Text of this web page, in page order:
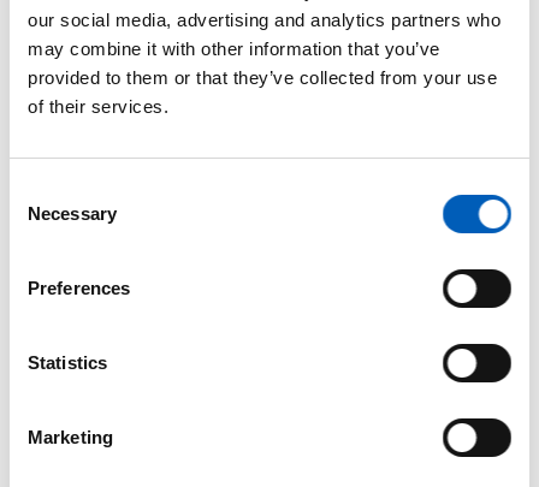
our social media, advertising and analytics partners who
may combine it with other information that you’ve
provided to them or that they’ve collected from your use
of their services.
Necessary
Preferences
Statistics
Marketing
Denne uken skal Norge opp til
eksamen i barnepolitikk- og praksis.
De skal møte FNs barnekomité i
mai.